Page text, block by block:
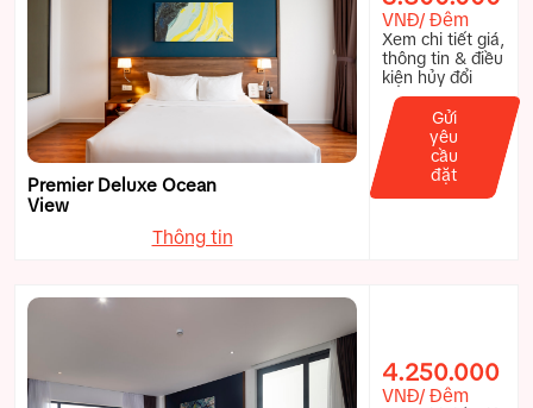
Premier Deluxe Ocean
View
Thông tin
VNĐ/ Đêm
Xem chi tiết giá,
thông tin & điều
kiện hủy đổi
Gửi
yêu
cầu
đặt
4.250.000
VNĐ/ Đêm